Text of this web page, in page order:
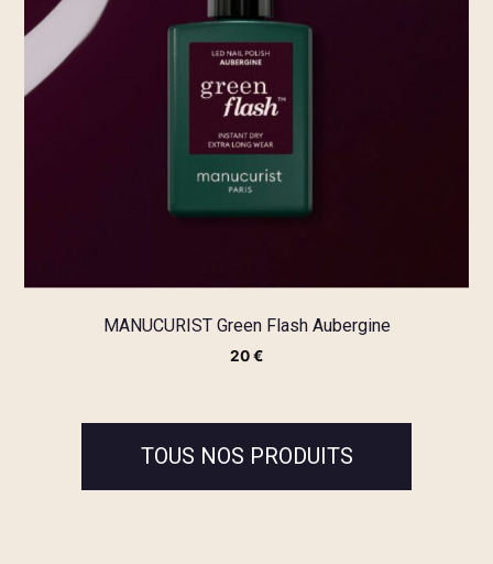
MANUCURIST Green Flash Aubergine
20€
TOUS NOS PRODUITS